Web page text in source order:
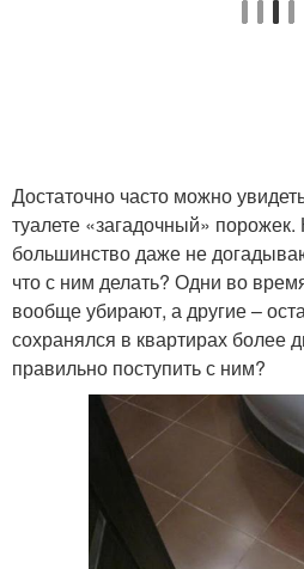
Достаточно часто можно
туалете «загадочный»
большинство даже не
что с ним делать? Одни во
вообще убирают, а другие –
сохранялся в квартирах более
правильно поступить с ним?